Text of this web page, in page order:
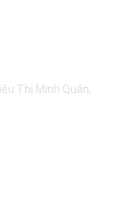
Thị Minh Quân